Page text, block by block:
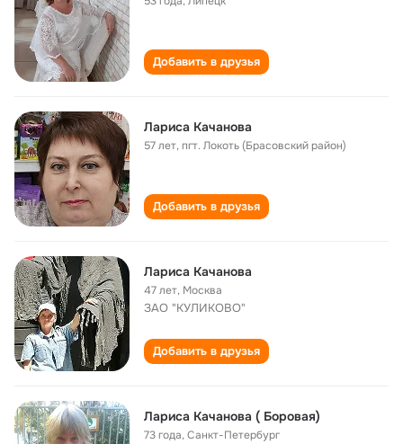
Добавить в друзья
Лариса Качанова
57 лет,пгт. Локоть (Брасовский район)
Добавить в друзья
Лариса Качанова
47 лет, Москва
ЗАО "КУЛИКОВО"
Добавить в друзья
Лариса Качанова ( Боровая)
73 года,Санкт-Петербург